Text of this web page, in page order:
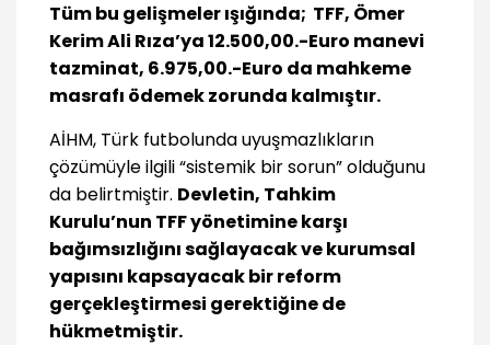
Tüm bu gelişmeler ışığında; TFF, Ömer
Kerim Ali Rıza’ya 12.500,00.-Euro manevi
tazminat, 6.975,00.-Euro da mahkeme
masrafı ödemek zorunda kalmıştır.
AİHM, Türk futbolunda uyuşmazlıkların
çözümüyle ilgili “sistemik bir sorun” olduğunu
da belirtmiştir. Devletin, Tahkim
Kurulu’nun TFF yönetimine karşı
bağımsızlığını sağlayacak ve kurumsal
yapısını kapsayacak bir reform
gerçekleştirmesi gerektiğine de
hükmetmiştir.